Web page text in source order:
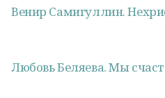
Венир Самигуллин.
Любовь Беляева. Мы